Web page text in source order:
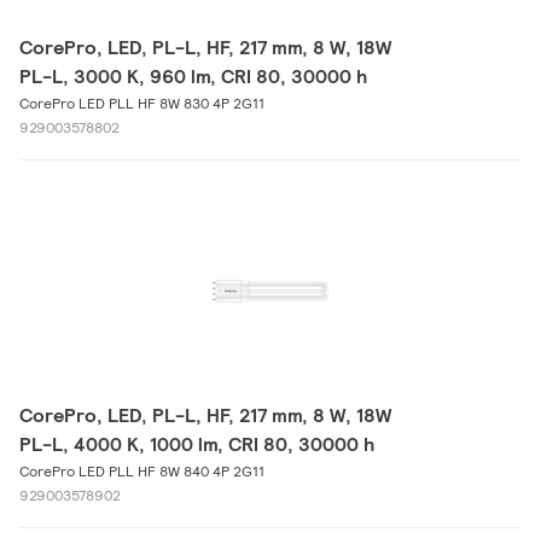
CorePro, LED, PL-L, HF, 217 mm, 8 W, 18W
PL-L, 3000 K, 960 lm, CRI 80, 30000 h
CorePro LED PLL HF 8W 830 4P 2G11
929003578802
CorePro, LED, PL-L, HF, 217 mm, 8 W, 18W
PL-L, 4000 K, 1000 lm, CRI 80, 30000 h
CorePro LED PLL HF 8W 840 4P 2G11
929003578902